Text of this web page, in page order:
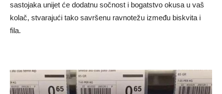
sastojaka unijet će dodatnu sočnost i bogatstvo okusa u vaš
kolač, stvarajući tako savršenu ravnotežu između biskvita i
fila.